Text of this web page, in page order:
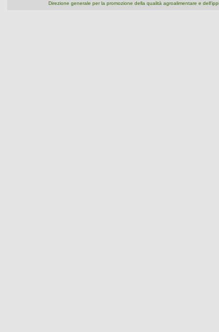
Direzione generale per la promozione della qualità agroalimentare e